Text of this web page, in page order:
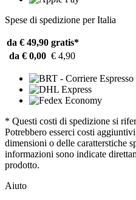
Spese di spedizione per Italia
da € 49,90 gratis*
da € 0,00 € 4,90
* Questi costi di spedizione si
Potrebbero esserci costi
dimensioni o delle caratterstiche
informazioni sono indicate
prodotto.
Aiuto